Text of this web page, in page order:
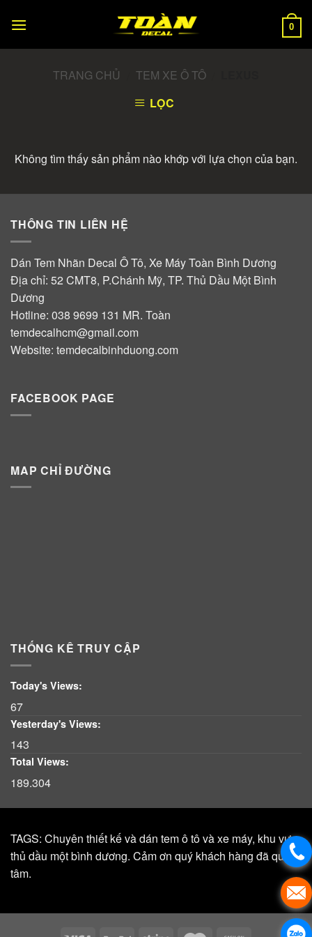
0
TRANG CHỦ TEM XE Ô TÔ
LỌC
Không tìm thấy sản phẩm nào khớp với lựa chọn của bạn.
THÔNG TIN LIÊN HỆ
Dán Tem Nhãn Decal Ô Tô, Xe Máy Toàn Bình Dương
Địa chỉ: 52 CMT8, P.Chánh Mỹ, TP. Thủ Dầu Một Bình
Dương
Hotline: 038 9699 131 MR. Toàn
temdecalhcm@gmail.com
Website: temdecalbinhduong.com
FACEBOOK PAGE
MAP CHỈ ĐƯỜNG
THỐNG KÊ TRUY CẬP
Today's Views:
67
Yesterday's Views:
143
Total Views:
189.304
TAGS: Chuyên thiết kế và dán tem ô tô và xe máy, khu vực,
thủ dầu một bình dương. Cảm ơn quý khách hàng đã quan
tâm.